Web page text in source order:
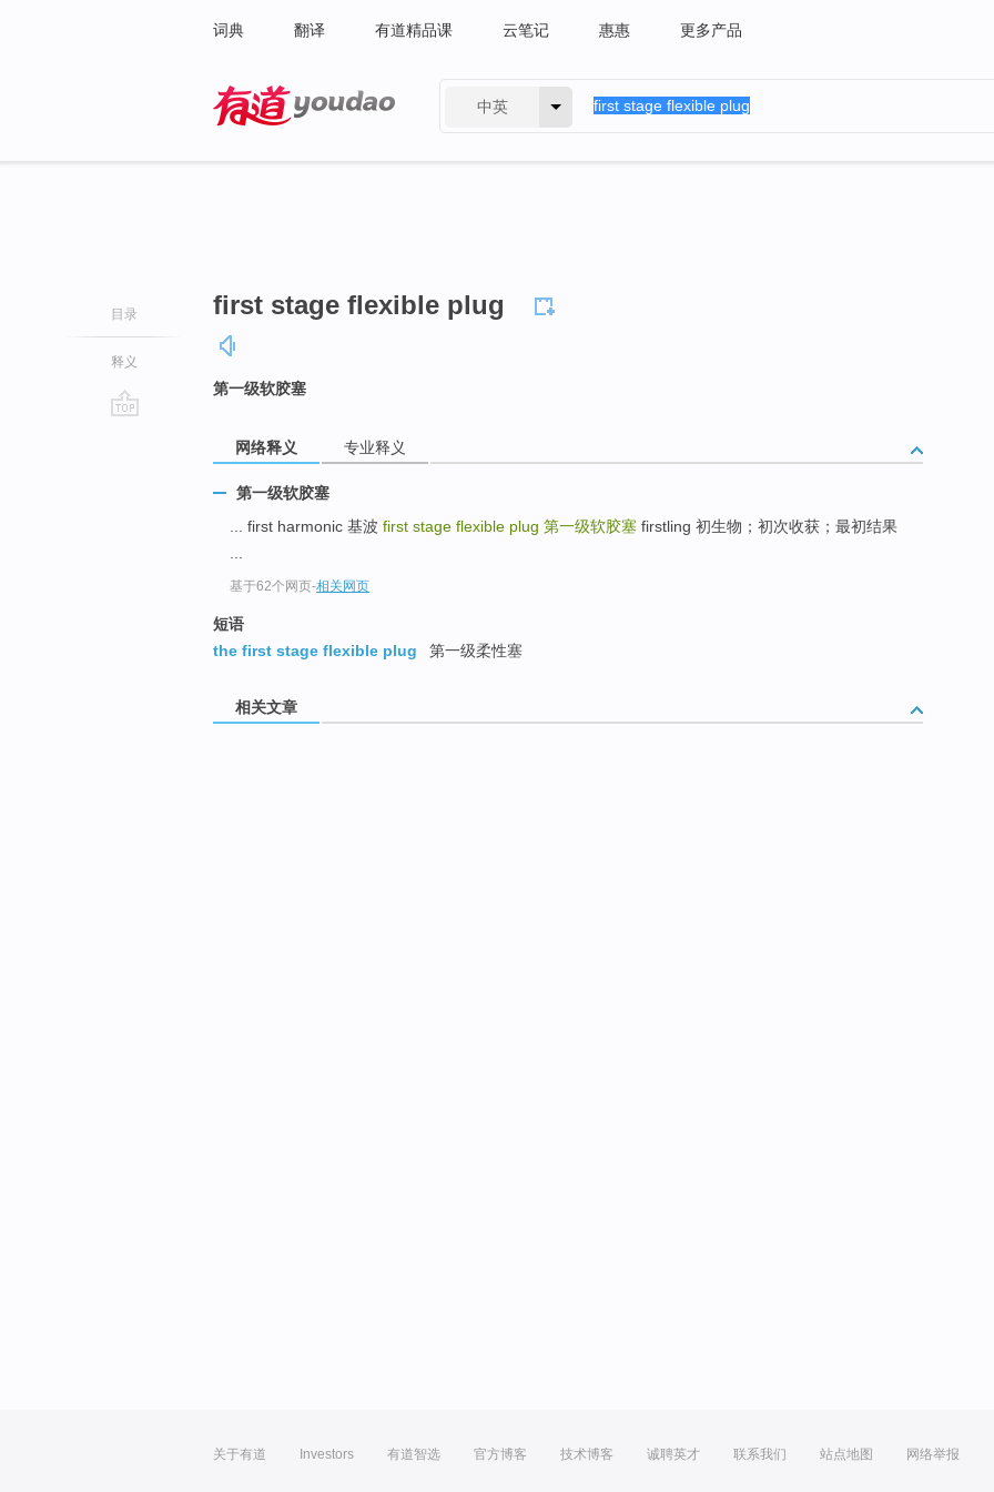
词典 翻译 有道精品课 云笔记 惠惠 更多产品
中英
目录
释义
first stage flexible plug
第一级软胶塞
网络释义 专业释义
第一级软胶塞
... first harmonic 基波 first stage flexible plug 第一级软胶塞 firstling 初生物；初次收获；最初结果
基于62个网页-相关网页
短语
the first stage flexible plug
第一级柔性塞
相关文章
关于有道 Investors 有道智选 官方博客 技术博客 诚聘英才 联系我们 站点地图 网络举报